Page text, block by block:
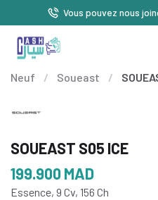
Vous pouvez nous
Neuf / Soueast /
SOUEAST S05 ICE
199.900MAD
Essence, 9 Cv, 156 Ch